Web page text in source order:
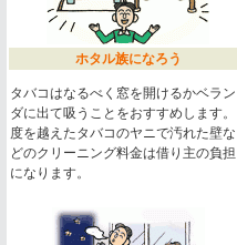
ホタル族になろう
タバコはなるべく窓を開けるかベラン
ダに出て吸うことをおすすめします。
度を越えたタバコのヤニで汚れた壁な
どのクリーニング料金は借り主の負担
になります。